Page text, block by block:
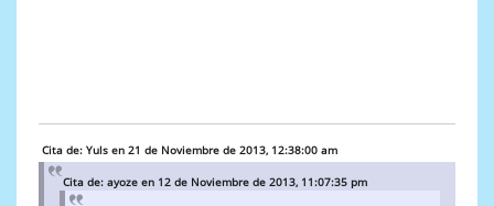
Cita de: Yuls en 21 de Noviembre de 2013, 12:38:00 am
Cita de: ayoze en 12 de Noviembre de 2013, 11:07:35 pm